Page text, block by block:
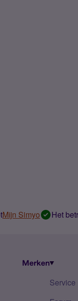
Mijn Simyo Het
Merken
Service